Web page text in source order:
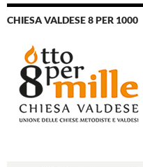
CHIESA VALDESE 8 PER 1000